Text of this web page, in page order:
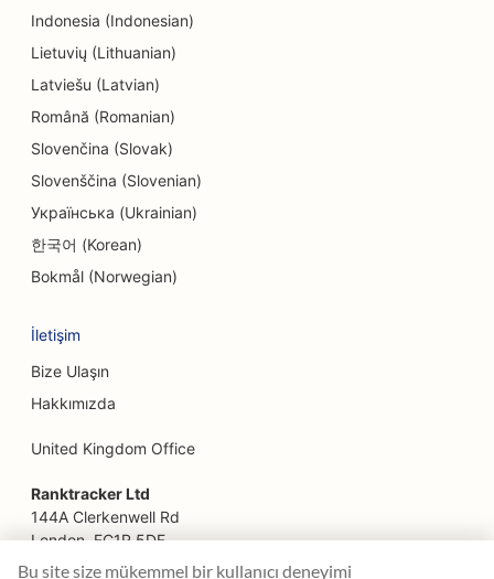
Mühendislik Firmaları için SEO
Etnik Restoranlar için EO
Kaçış Odaları için SEO
Facelift Hizmetleri için SEO
Çiftlikten Sofraya Restoranlar için SEO
Finansal Planlamacılar için SEO
Finansal Hizmetler için SEO
Fine Dining Restoranlar için SEO
Çiçekçiler için SEO
Food Courts için SEO
Indonesia (Indonesian)
Lietuvių (Lithuanian)
Latviešu (Latvian)
Română (Romanian)
Slovenčina (Slovak)
Slovenščina (Slovenian)
Українська (Ukrainian)
한국어 (Korean)
Bokmål (Norwegian)
İletişim
Bize Ulaşın
Hakkımızda
United Kingdom Office
Ranktracker Ltd
144A Clerkenwell Rd
London, EC1R 5DF
Company No: 08820809
Bu site size mükemmel bir kullanıcı deneyimi